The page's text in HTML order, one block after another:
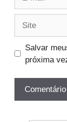
Salvar
próxima